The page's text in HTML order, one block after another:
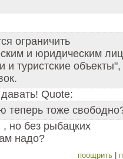
ограничить
и юридическим
и туристские
Quote:
теперь тоже
но без рыбацких
надо?
поощрить